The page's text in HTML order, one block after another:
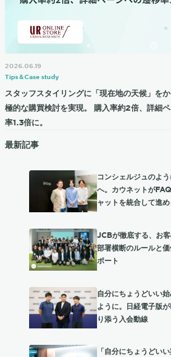
2026.06.19
Tips＆Case study
スタッフスタイリングに「現在地の天候」を
極的な購買検討を実現。 購入率約2倍、詳細
率1.3倍に。
最新記事
コンシェルジュのよ
へ。カウネットが
ャットを統合して進
JCBが徹底する、お
部署横断のルールと
ポート
自分にちょうどいい
ように。日経電子版
り添う入会動線
「自分にちょうどい